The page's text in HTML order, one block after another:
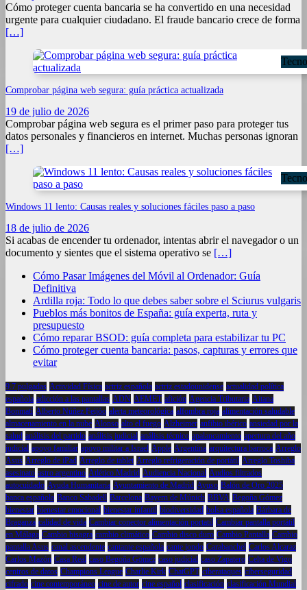
Cómo proteger cuenta bancaria se ha convertido en una necesidad
urgente para cualquier ciudadano. El fraude bancario crece de forma
[…]
Comprobar página web segura: guía práctica actualizada
19 de julio de 2026
Comprobar página web segura es el primer paso para proteger tus
datos personales y financieros en internet. Muchas personas ignoran
[…]
Windows 11 lento: Causas reales y soluciones fáciles paso a paso
18 de julio de 2026
Si acabas de encender tu ordenador, intentas abrir el navegador o un
documento y sientes que el sistema operativo se […]
Cómo Pasar Imágenes del Móvil al Ordenador: Guía
Definitiva
Ardilla roja: Todo lo que debes saber sobre el Sciurus vulgaris
Pueblos más bonitos de España: guía experta, ruta y
presupuesto
Cómo reparar BSOD: guía completa para estabilizar tu PC
Cómo proteger cuenta bancaria: pasos, capturas y errores que
evitar
9.7 pulgadas Actividad Física actriz española actriz estadounidense actualidad política
española adicción a las pantallas ADN AEMET afición Agencia Tributaria Aitana
Bonmatí Alberto Núñez Feijóo alerta meteorológica alfombra roja alimentación saludable
almacenamiento en la nube Alonso alto el fuego Alzheimer anfibio ibérico ansiedad por la
salud análisis del partido análisis judicial análisis técnico apalancamiento apertura del año
judicial apoyo familiar apoyo militar a Israel Apple Argentina arquitectura barroca Arreglo
Asus Arreglo de iPad Arreglo de tablet Arreglo refrigeración de portátil Arreglo Toshiba
asesinato astro argentino Atlético Madrid Audiencia Nacional Audios filtrados
autocuidado Ayuda Humanitaria Ayuntamiento de Madrid Ayuso Balón de Oro 2025
banca española Banco Sabadell Barcelona Bayern de Múnich BBVA Begoña Gómez
bienestar bienestar emocional bienestar infantil biodiversidad bolsa española Bárbara de
Braganza calidad de vida Cambiar conector alimentación portatil Cambiar pantalla portátil
en Málaga Cambio bisagra cambio climático Cambio disco duro Cambio Pantalla Cambio
pantalla Asus canal ascendente cantante española cante jondo Carabanchel Carlos Alcaraz
Carlos Mazón Casa Real caso Begoña Gómez caso judicial caso Zapatero Celta de Vigo
centros de datos Champions League Charlie Kirk ChatGPT ciberataques ciberseguridad
cifrado cine contemporáneo cine de autor cine español clasificación clasificación Mundial